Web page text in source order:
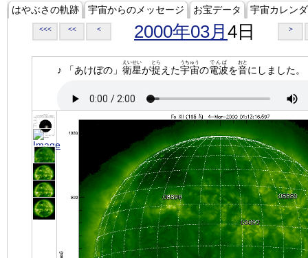
はやぶさの軌跡 宇宙からのメッセージ お宝データ 宇宙カレン
<<< << < 2000年03月 4日 >
♪ 「あけぼの」 衛星
えいせい
が捉
とら
えた宇宙
うちゅう
の電波
でんぱ
を音
おと
にしました。